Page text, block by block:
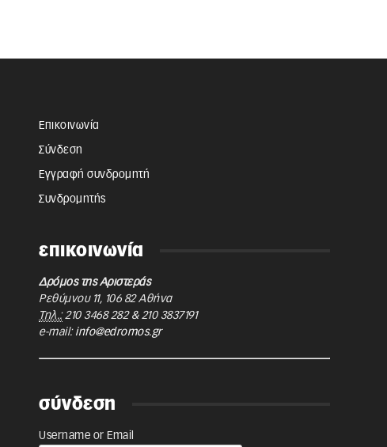
Επικοινωνία
Σύνδεση
Εγγραφή συνδρομητή
Συνδρομητής
επικοινωνία
Δρόμος της Αριστεράς
Ρεθύμνου 11, 106 82 Αθήνα
Τηλ.: 210 3468 282& 210 3837191
e-mail: info@edromos.gr
σύνδεση
Username or Email